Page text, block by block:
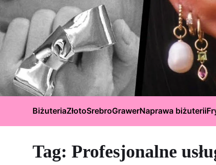
BiżuteriaZłotoSrebroGrawerNaprawa biżuterii
Tag: Profesjonalne